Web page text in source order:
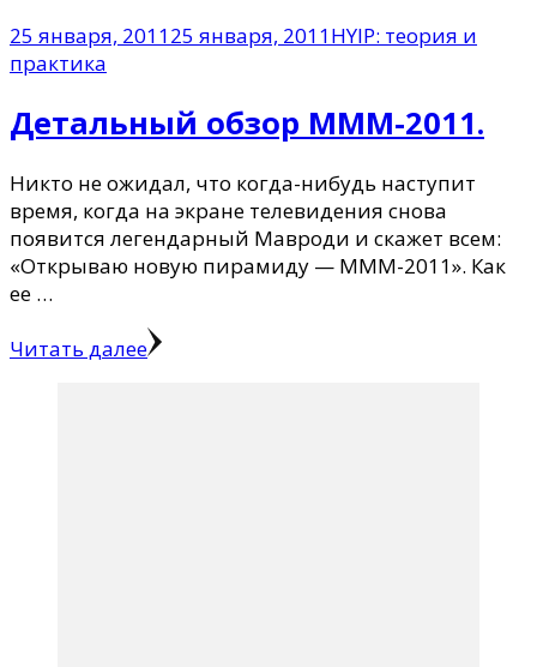
25 января, 201125 января, 2011HYIP: теория и
практика
Детальный обзор MMM-2011.
Никто не ожидал, что когда-нибудь наступит
время, когда на экране телевидения снова
появится легендарный Мавроди и скажет всем:
«Открываю новую пирамиду — МММ-2011». Как
ее …
Читать далее